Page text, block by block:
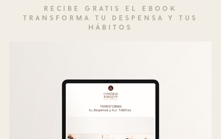
RECIBE GRATIS EL EBOOK
TRANSFORMA TU DESPENSA Y TUS
HÁBITOS